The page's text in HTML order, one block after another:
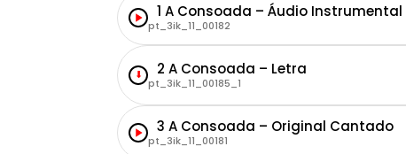
1 A Consoada – Áudio Instrumental
pt_3ik_11_00182
⬇ 2 A Consoada – Letra
pt_3ik_11_00185_1
3 A Consoada – Original Cantado
pt_3ik_11_00181